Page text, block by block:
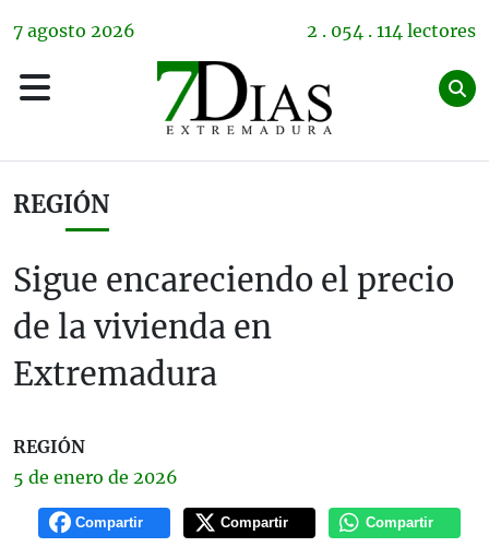
7 agosto 2026 2 . 054 . 114 lectores
REGIÓN
Sigue encareciendo el precio
de la vivienda en
Extremadura
REGIÓN
5 de enero de 2026
Compartir Compartir Compartir